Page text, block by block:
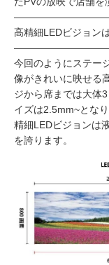
高精細LEDビジョン
今回のようにステー
像がきれいに映せる
ジから席までは大体
イズは2.5mm~とな
精細LEDビジョンは
を誇ります。